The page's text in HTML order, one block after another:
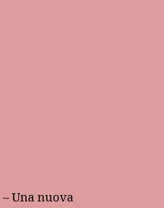
Una nuova